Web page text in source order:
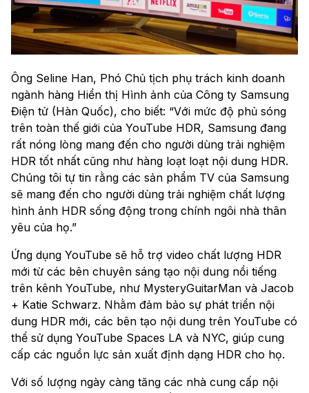
Ông Seline Han, Phó Chủ tịch phụ trách kinh doanh
ngành hàng Hiển thị Hình ảnh của Công ty Samsung
Điện tử (Hàn Quốc), cho biết: “Với mức độ phủ sóng
trên toàn thế giới của YouTube HDR, Samsung đang
rất nóng lòng mang đến cho người dùng trải nghiệm
HDR tốt nhất cũng như hàng loạt loạt nội dung HDR.
Chúng tôi tự tin rằng các sản phẩm TV của Samsung
sẽ mang đến cho người dùng trải nghiệm chất lượng
hình ảnh HDR sống động trong chính ngôi nhà thân
yêu của họ.”
Ứng dụng YouTube sẽ hỗ trợ video chất lượng HDR
mới từ các bên chuyên sáng tạo nội dung nổi tiếng
trên kênh YouTube, như MysteryGuitarMan và Jacob
+ Katie Schwarz. Nhằm đảm bảo sự phát triển nội
dung HDR mới, các bên tạo nội dung trên YouTube có
thể sử dụng YouTube Spaces LA và NYC, giúp cung
cấp các nguồn lực sản xuất định dạng HDR cho họ.
Với số lượng ngày càng tăng các nhà cung cấp nội